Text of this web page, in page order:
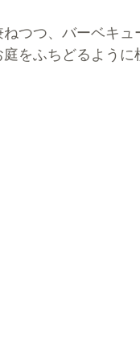
つつ、バーベキ
をふちどるよう